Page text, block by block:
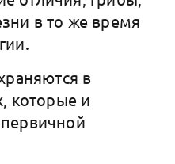
в то же время
в
которые и